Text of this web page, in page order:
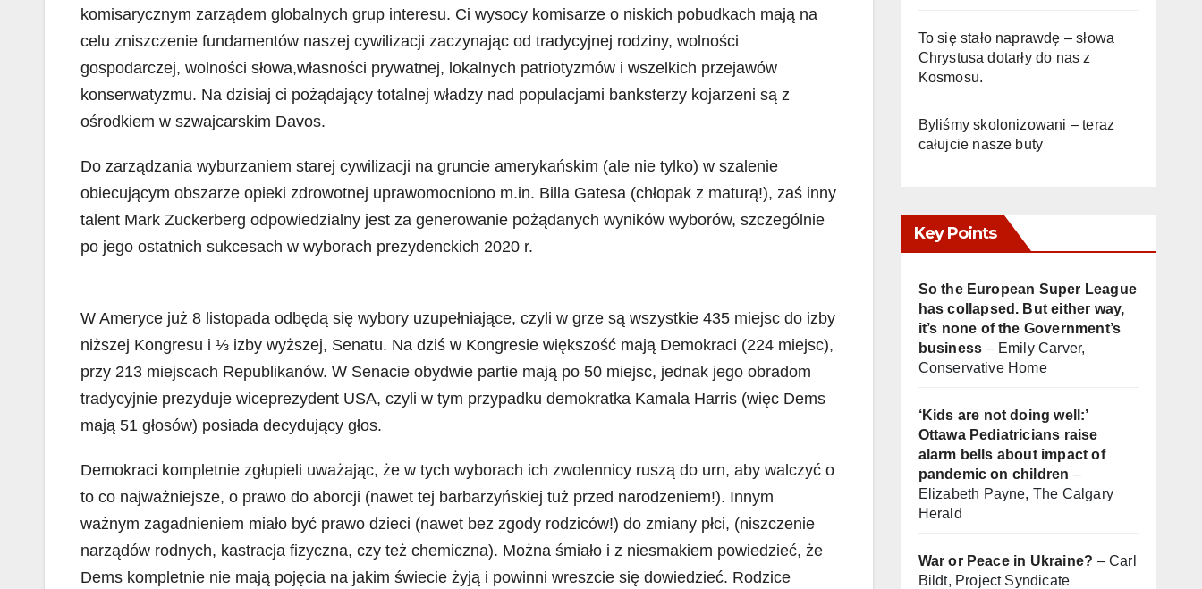
komisarycznym zarządem globalnych grup interesu. Ci wysocy komisarze o niskich pobudkach mają na
celu zniszczenie fundamentów naszej cywilizacji zaczynając od tradycyjnej rodziny, wolności
gospodarczej, wolności słowa,własności prywatnej, lokalnych patriotyzmów i wszelkich przejawów
konserwatyzmu. Na dzisiaj ci pożądający totalnej władzy nad populacjami banksterzy kojarzeni są z
ośrodkiem w szwajcarskim Davos.
Do zarządzania wyburzaniem starej cywilizacji na gruncie amerykańskim (ale nie tylko) w szalenie
obiecującym obszarze opieki zdrowotnej uprawomocniono m.in. Billa Gatesa (chłopak z maturą!), zaś inny
talent Mark Zuckerberg odpowiedzialny jest za generowanie pożądanych wyników wyborów, szczególnie
po jego ostatnich sukcesach w wyborach prezydenckich 2020 r.
W Ameryce już 8 listopada odbędą się wybory uzupełniające, czyli w grze są wszystkie 435 miejsc do izby
niższej Kongresu i ⅓ izby wyższej, Senatu. Na dziś w Kongresie większość mają Demokraci (224 miejsc),
przy 213 miejscach Republikanów. W Senacie obydwie partie mają po 50 miejsc, jednak jego obradom
tradycyjnie prezyduje wiceprezydent USA, czyli w tym przypadku demokratka Kamala Harris (więc Dems
mają 51 głosów) posiada decydujący głos.
Demokraci kompletnie zgłupieli uważając, że w tych wyborach ich zwolennicy ruszą do urn, aby walczyć o
to co najważniejsze, o prawo do aborcji (nawet tej barbarzyńskiej tuż przed narodzeniem!). Innym
ważnym zagadnieniem miało być prawo dzieci (nawet bez zgody rodziców!) do zmiany płci, (niszczenie
narządów rodnych, kastracja fizyczna, czy też chemiczna). Można śmiało i z niesmakiem powiedzieć, że
Dems kompletnie nie mają pojęcia na jakim świecie żyją i powinni wreszcie się dowiedzieć. Rodzice
To się stało naprawdę – słowa
Chrystusa dotarły do nas z
Kosmosu.
Byliśmy skolonizowani – teraz
całujcie nasze buty
Key Points
So the European Super League
has collapsed. But either way,
it’s none of the Government’s
business – Emily Carver,
Conservative Home
‘Kids are not doing well:’
Ottawa Pediatricians raise
alarm bells about impact of
pandemic on children –
Elizabeth Payne, The Calgary
Herald
War or Peace in Ukraine? – Carl
Bildt, Project Syndicate